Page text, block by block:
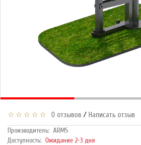
0 отзывов / Написать отзыв
Производитель: ARMS
Доступность: Ожидание 2-3 дня